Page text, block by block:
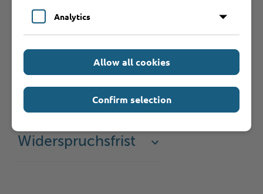
Informationen
Antragsfrist
Widerspruchsfrist
Analytics
Allow all cookies
Confirm selection